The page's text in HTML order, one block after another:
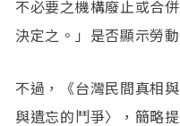
不必要之機構廢止或合
決定之。」是否顯示勞
不過，《台灣民間真相
與遺忘的鬥爭〉，簡略